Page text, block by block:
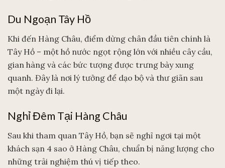
Du Ngoạn Tây Hồ
Khi đến Hàng Châu, điểm dừng chân đầu tiên chính là
Tây Hồ – một hồ nước ngọt rộng lớn với nhiều cây cầu,
gian hàng và các bức tượng được trưng bày xung
quanh. Đây là nơi lý tưởng để dạo bộ và thư giãn sau
một ngày đi lại.
Nghỉ Đêm Tại Hàng Châu
Sau khi tham quan Tây Hồ, bạn sẽ nghỉ ngơi tại một
khách sạn 4 sao ở Hàng Châu, chuẩn bị năng lượng cho
những trải nghiệm thú vị tiếp theo.